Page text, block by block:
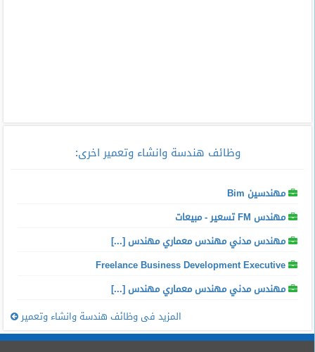
وظائف هندسة وانشاء وتعمير اخرى:
مهندسين Bim
مهندس FM تسعير - مبيعات
مهندس مدني مهندس معماري مهندس [...]
Freelance Business Development Executive
مهندس مدني مهندس معماري مهندس [...]
المزيد فى وظائف هندسة وانشاء وتعمير